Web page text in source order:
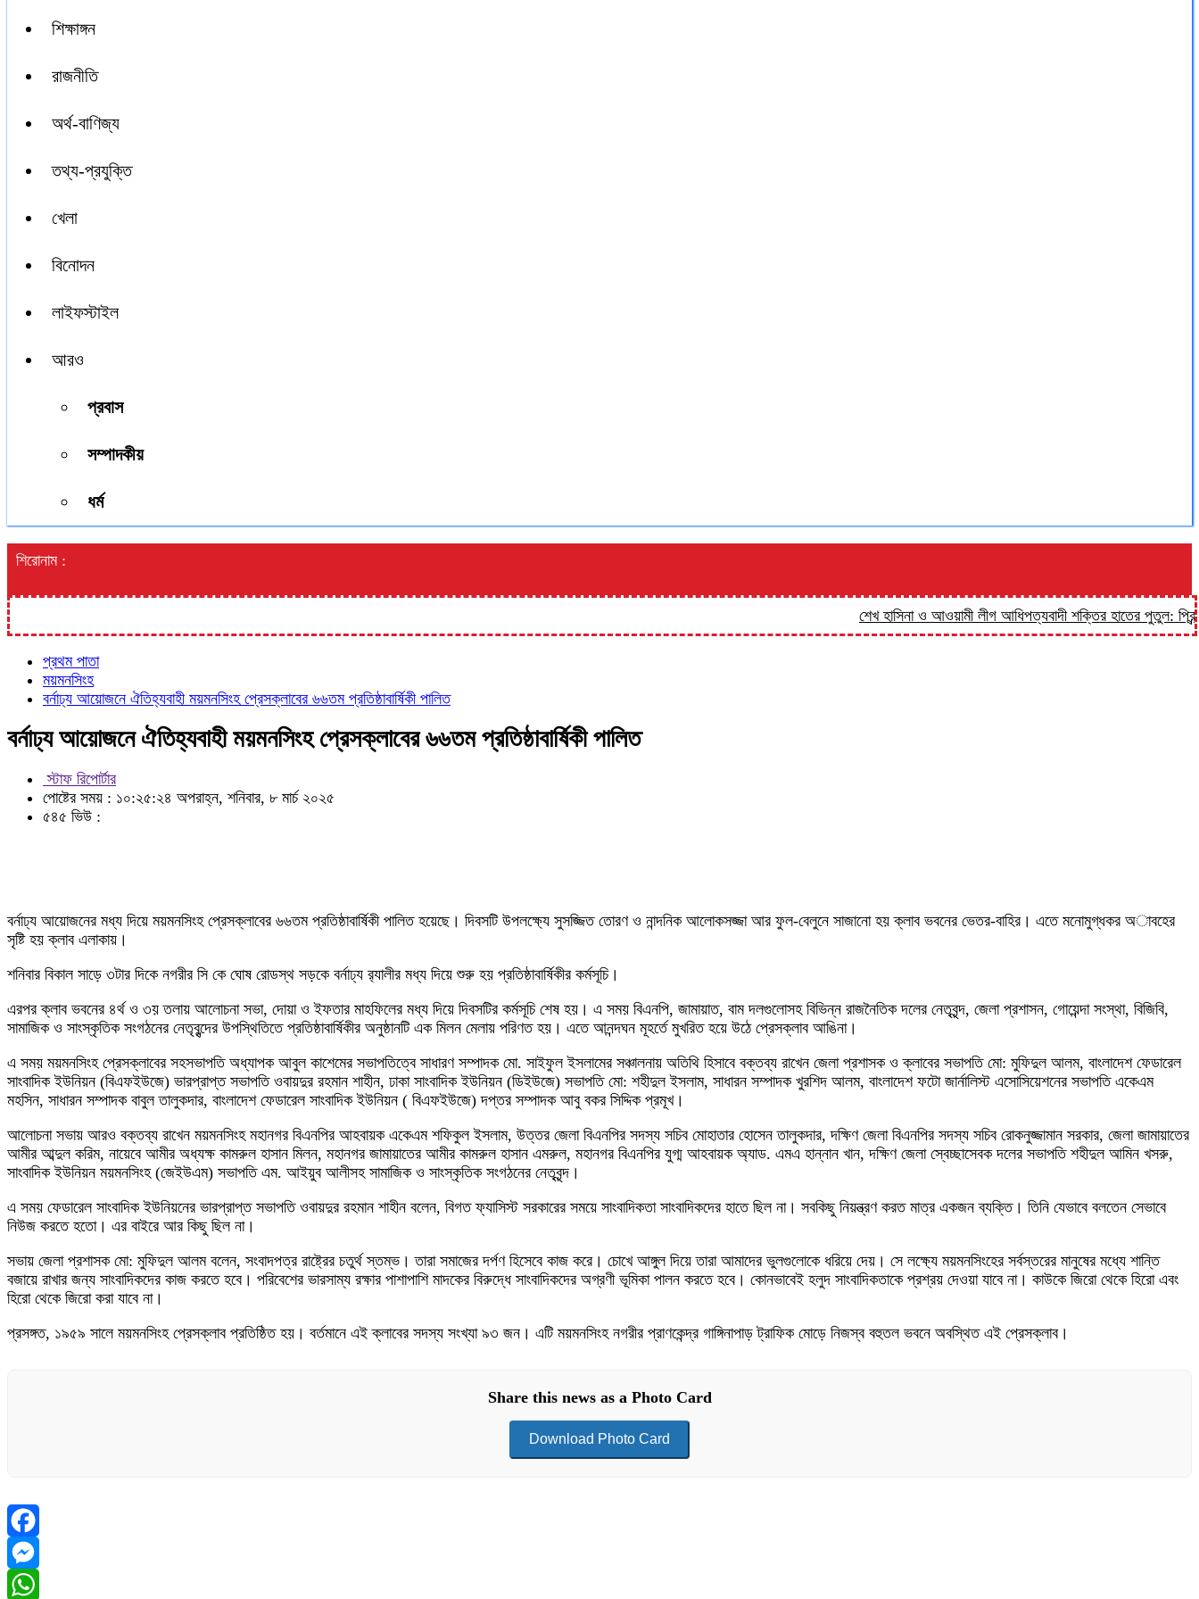
শিক্ষাঙ্গন
রাজনীতি
অর্থ-বাণিজ্য
তথ্য-প্রযুক্তি
খেলা
বিনোদন
লাইফস্টাইল
আরও
প্রবাস
সম্পাদকীয়
ধর্ম
শিরোনাম :
শেখ হাসিনা ও আওয়ামী লীগ আধিপত্যবাদী শক্তির হাতের পুতুল: প্রিন্স
প্রথম পাতা
ময়মনসিংহ
বর্নাঢ্য আয়োজনে ঐতিহ্যবাহী ময়মনসিংহ প্রেসক্লাবের ৬৬তম প্রতিষ্ঠাবার্ষিকী পালিত
বর্নাঢ্য আয়োজনে ঐতিহ্যবাহী ময়মনসিংহ প্রেসক্লাবের ৬৬তম প্রতিষ্ঠাবার্ষিকী পালিত
স্টাফ রিপোর্টার
পোষ্টের সময় : ১০:২৫:২৪ অপরাহ্ন, শনিবার, ৮ মার্চ ২০২৫
৫৪৫ ভিউ :
বর্নাঢ্য আয়োজনের মধ্য দিয়ে ময়মনসিংহ প্রেসক্লাবের ৬৬তম প্রতিষ্ঠাবার্ষিকী পালিত হয়েছে। দিবসটি উপলক্ষ্যে সুসজ্জিত তোরণ ও নান্দনিক আলোকসজ্জা আর ফুল-বেলুনে সাজানো হয় ক্লাব ভবনের ভেতর-বাহির। এতে মনোমুগ্ধকর অাবহের
সৃষ্টি হয় ক্লাব এলাকায়।
শনিবার বিকাল সাড়ে ৩টার দিকে নগরীর সি কে ঘোষ রোডস্থ সড়কে বর্নাঢ্য র‌্যালীর মধ্য দিয়ে শুরু হয় প্রতিষ্ঠাবার্ষিকীর কর্মসূচি।
এরপর ক্লাব ভবনের ৪র্থ ও ৩য় তলায় আলোচনা সভা, দোয়া ও ইফতার মাহফিলের মধ্য দিয়ে দিবসটির কর্মসূচি শেষ হয়। এ সময় বিএনপি, জামায়াত, বাম দলগুলোসহ বিভিন্ন রাজনৈতিক দলের নেতৃবৃন্দ, জেলা প্রশাসন, গোয়েন্দা সংস্থা, বিজিবি,
সামাজিক ও সাংস্কৃতিক সংগঠনের নেতৃবৃন্দের উপস্থিতিতে প্রতিষ্ঠাবার্ষিকীর অনুষ্ঠানটি এক মিলন মেলায় পরিণত হয়। এতে আনন্দঘন মূহর্তে মুখরিত হয়ে উঠে প্রেসক্লাব আঙিনা।
এ সময় ময়মনসিংহ প্রেসক্লাবের সহসভাপতি অধ্যাপক আবুল কাশেমের সভাপতিত্বে সাধারণ সম্পাদক মো. সাইফুল ইসলামের সঞ্চালনায় অতিথি হিসাবে বক্তব্য রাখেন জেলা প্রশাসক ও ক্লাবের সভাপতি মো: মুফিদুল আলম, বাংলাদেশ ফেডারেল
সাংবাদিক ইউনিয়ন (বিএফইউজে) ভারপ্রাপ্ত সভাপতি ওবায়দুর রহমান শাহীন, ঢাকা সাংবাদিক ইউনিয়ন (ডিইউজে) সভাপতি মো: শহীদুল ইসলাম, সাধারন সম্পাদক খুরশিদ আলম, বাংলাদেশ ফটো জার্নালিস্ট এসোসিয়েশনের সভাপতি একেএম
মহসিন, সাধারন সম্পাদক বাবুল তালুকদার, বাংলাদেশ ফেডারেল সাংবাদিক ইউনিয়ন ( বিএফইউজে) দপ্তর সম্পাদক আবু বকর সিদ্দিক প্রমূখ।
আলোচনা সভায় আরও বক্তব্য রাখেন ময়মনসিংহ মহানগর বিএনপির আহবায়ক একেএম শফিকুল ইসলাম, উত্তর জেলা বিএনপির সদস্য সচিব মোহাতার হোসেন তালুকদার, দক্ষিণ জেলা বিএনপির সদস্য সচিব রোকনুজ্জামান সরকার, জেলা জামায়াতের
আমীর আব্দুল করিম, নায়েবে আমীর অধ্যক্ষ কামরুল হাসান মিলন, মহানগর জামায়াতের আমীর কামরুল হাসান এমরুল, মহানগর বিএনপির যুগ্ম আহবায়ক অ্যাড. এমএ হান্নান খান, দক্ষিণ জেলা স্বেচ্ছাসেবক দলের সভাপতি শহীদুল আমিন খসরু,
সাংবাদিক ইউনিয়ন ময়মনসিংহ (জেইউএম) সভাপতি এম. আইয়ুব আলীসহ সামাজিক ও সাংস্কৃতিক সংগঠনের নেতৃবৃন্দ।
এ সময় ফেডারেল সাংবাদিক ইউনিয়নের ভারপ্রাপ্ত সভাপতি ওবায়দুর রহমান শাহীন বলেন, বিগত ফ্যাসিস্ট সরকারের সময়ে সাংবাদিকতা সাংবাদিকদের হাতে ছিল না। সবকিছু নিয়ন্ত্রণ করত মাত্র একজন ব্যক্তি। তিনি যেভাবে বলতেন সেভাবে
নিউজ করতে হতো। এর বাইরে আর কিছু ছিল না।
সভায় জেলা প্রশাসক মো: মুফিদুল আলম বলেন, সংবাদপত্র রাষ্ট্রের চতুর্থ স্তম্ভ। তারা সমাজের দর্পণ হিসেবে কাজ করে। চোখে আঙ্গুল দিয়ে তারা আমাদের ভুলগুলোকে ধরিয়ে দেয়। সে লক্ষ্যে ময়মনসিংহের সর্বস্তরের মানুষের মধ্যে শান্তি
বজায়ে রাখার জন্য সাংবাদিকদের কাজ করতে হবে। পরিবেশের ভারসাম্য রক্ষার পাশাপাশি মাদকের বিরুদ্ধে সাংবাদিকদের অগ্রণী ভূমিকা পালন করতে হবে। কোনভাবেই হলুদ সাংবাদিকতাকে প্রশ্রয় দেওয়া যাবে না। কাউকে জিরো থেকে হিরো এবং
হিরো থেকে জিরো করা যাবে না।
প্রসঙ্গত, ১৯৫৯ সালে ময়মনসিংহ প্রেসক্লাব প্রতিষ্ঠিত হয়। বর্তমানে এই ক্লাবের সদস্য সংখ্যা ৯৩ জন। এটি ময়মনসিংহ নগরীর প্রাণকেন্দ্র গাঙ্গিনাপাড় ট্রাফিক মোড়ে নিজস্ব বহুতল ভবনে অবস্থিত এই প্রেসক্লাব।
Share this news as a Photo Card
Download Photo Card
Facebook
Messenger